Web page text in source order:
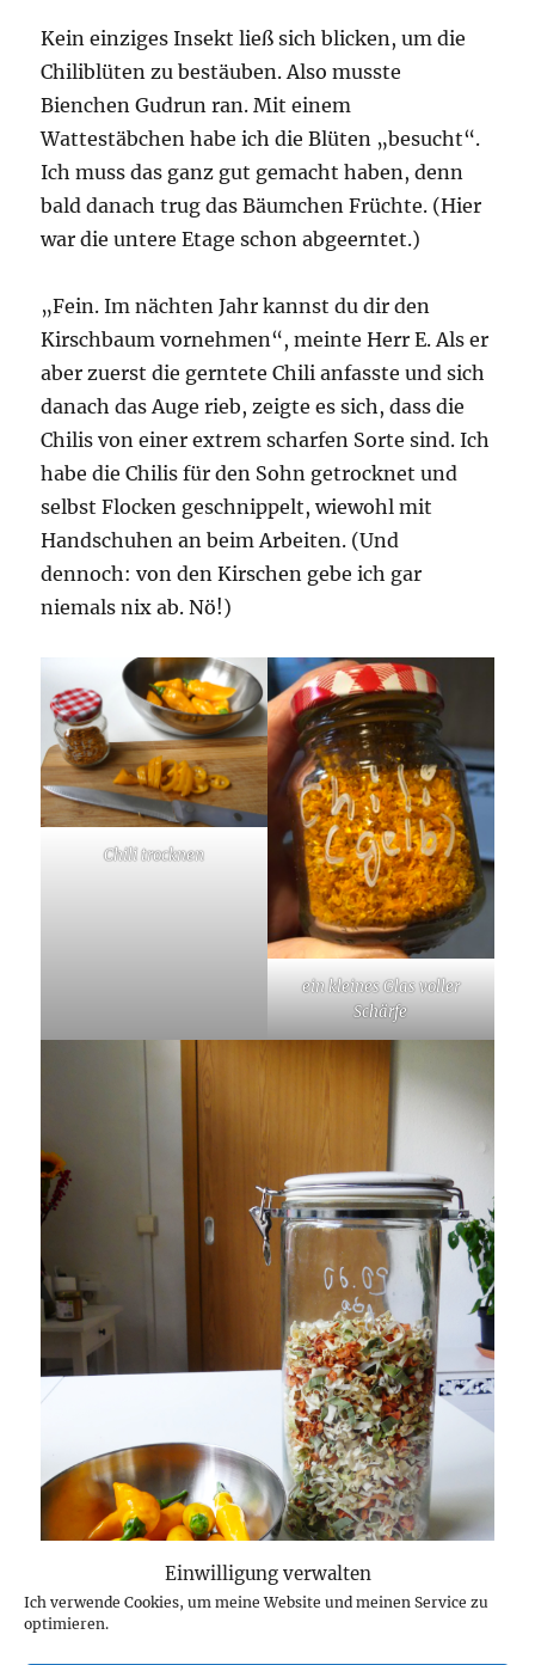
Einwilligung verwalten
Ich verwende Cookies, um meine Website und meinen Service zu
optimieren.
Kein einziges Insekt ließ sich blicken, um die
Chiliblüten zu bestäuben. Also musste
Bienchen Gudrun ran. Mit einem
Wattestäbchen habe ich die Blüten „besucht“.
Ich muss das ganz gut gemacht haben, denn
bald danach trug das Bäumchen Früchte. (Hier
war die untere Etage schon abgeerntet.)
„Fein. Im nächten Jahr kannst du dir den
Kirschbaum vornehmen“, meinte Herr E. Als er
aber zuerst die gerntete Chili anfasste und sich
danach das Auge rieb, zeigte es sich, dass die
Chilis von einer extrem scharfen Sorte sind. Ich
habe die Chilis für den Sohn getrocknet und
selbst Flocken geschnippelt, wiewohl mit
Handschuhen an beim Arbeiten. (Und
dennoch: von den Kirschen gebe ich gar
niemals nix ab. Nö!)
Chili trocknen
ein kleines Glas voller
Schärfe